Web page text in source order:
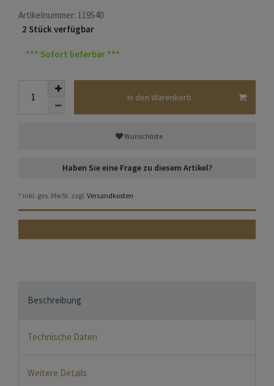
Artikelnummer: 119540
2 Stück verfügbar
*** Sofort lieferbar ***
In den Warenkorb
Wunschliste
Haben Sie eine Frage zu diesem Artikel?
* inkl. ges. MwSt. zzgl. Versandkosten
Beschreibung
Technische Daten
Weitere Details